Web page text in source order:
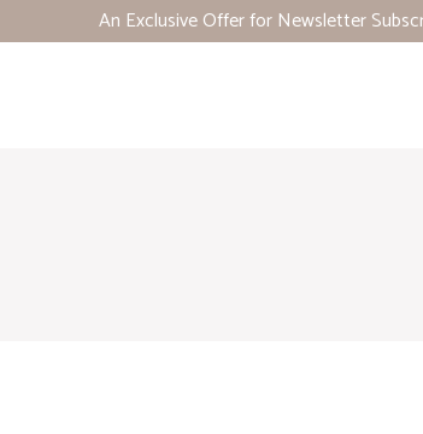
An Exclusive Offer for Newsletter